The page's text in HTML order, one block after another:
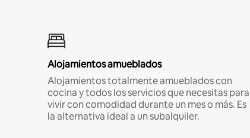
Alojamientos amueblados
Alojamientos totalmente amueblados con
cocina y todos los servicios que necesitas para
vivir con comodidad durante un mes o más. Es
la alternativa ideal a un subalquiler.